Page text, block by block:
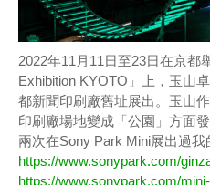
2022年11月11日至23日在京都
Exhibition KYOTO」上，玉山
都新聞印刷廠舊址展出。玉山
印刷廠場地變成「公園」方面
兩次在Sony Park Mini展出過我
https://www.sonypark.com/
https://www.sonypark.com/